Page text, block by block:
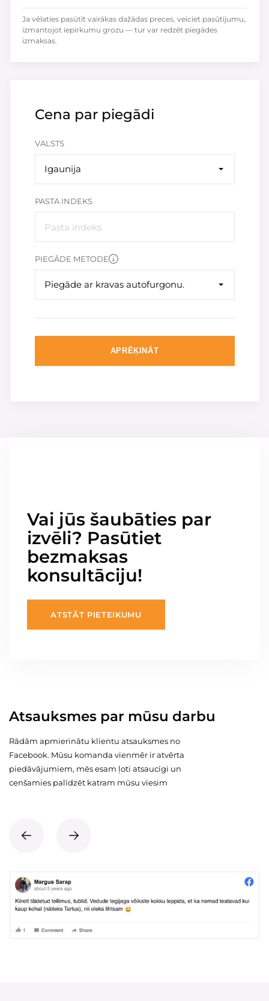
Cena par piegādi
VALSTS
Igaunija
PASTA INDEKS
PIEGĀDE METODE
Piegāde ar kravas autofurgonu.
APRĒĶINĀT
Ja vēlaties pasūtīt vairākas dažādas preces, veiciet pasūtījumu,
izmantojot iepirkumu grozu — tur var redzēt piegādes
izmaksas.
Vai jūs šaubāties par
izvēli? Pasūtiet
bezmaksas
konsultāciju!
ATSTĀT PIETEIKUMU
Atsauksmes par mūsu darbu
Rādām apmierinātu klientu atsauksmes no
Facebook. Mūsu komanda vienmēr ir atvērta
piedāvājumiem, mēs esam ļoti atsaucīgi un
cenšamies palīdzēt katram mūsu viesim